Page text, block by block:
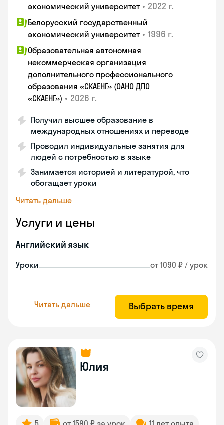
экономический университет • 2022 г.
Белорусский государственный
экономический университет • 1996 г.
Образовательная автономная
некоммерческая организация
дополнительного профессионального
образования «СКАЕНГ» (ОАНО ДПО
«СКАЕНГ») • 2026 г.
Получил высшее образование в
международных отношениях и переводе
Проводил индивидуальные занятия для
людей с потребностью в языке
Занимается историей и литературой, что
обогащает уроки
Читать дальше
Услуги и цены
Английский язык
Уроки от 1090 ₽ / урок
Читать дальше Выбрать время
Юлия